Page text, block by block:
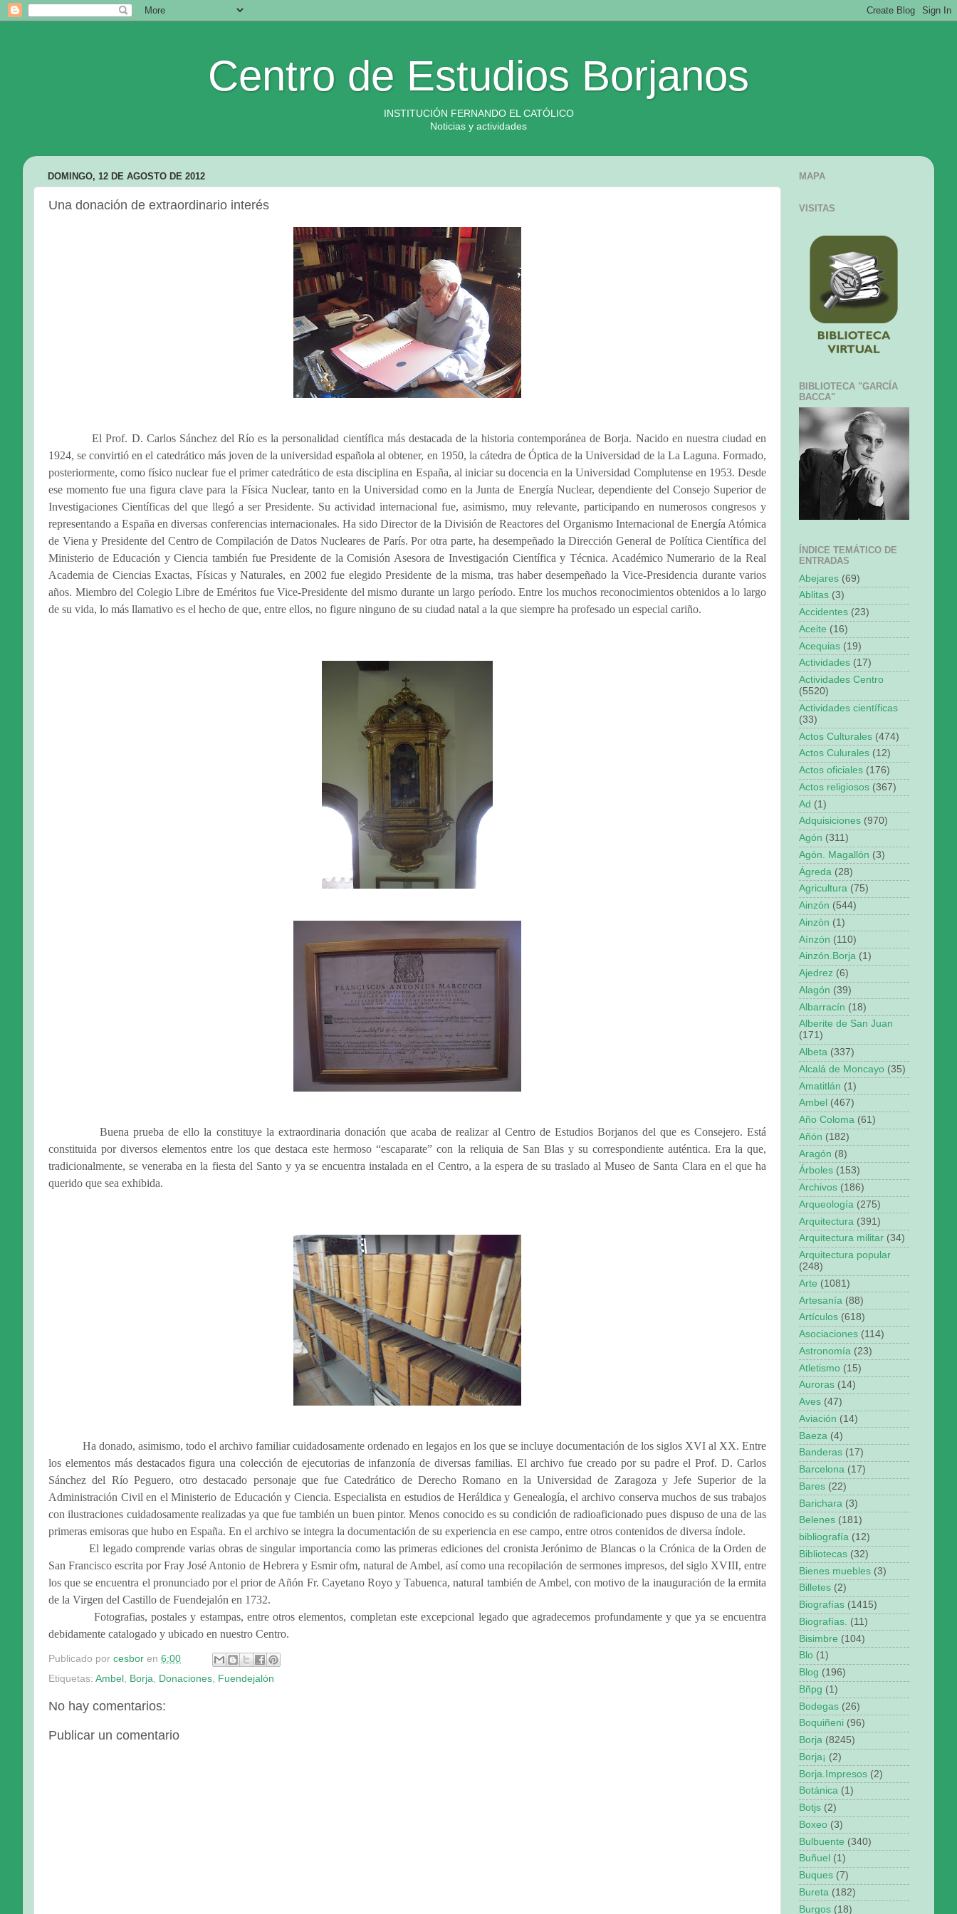
Centro de Estudios Borjanos
INSTITUCIÓN FERNANDO EL CATÓLICO
Noticias y actividades
DOMINGO, 12 DE AGOSTO DE 2012
Una donación de extraordinario interés
El Prof. D. Carlos Sánchez del Río es la personalidad científica más destacada de la historia contemporánea de Borja. Nacido en nuestra ciudad en
1924, se convirtió en el catedrático más joven de la universidad española al obtener, en 1950, la cátedra de Óptica de la Universidad de la La Laguna. Formado,
posteriormente, como físico nuclear fue el primer catedrático de esta disciplina en España, al iniciar su docencia en la Universidad Complutense en 1953. Desde
ese momento fue una figura clave para la Física Nuclear, tanto en la Universidad como en la Junta de Energía Nuclear, dependiente del Consejo Superior de
Investigaciones Científicas del que llegó a ser Presidente. Su actividad internacional fue, asimismo, muy relevante, participando en numerosos congresos y
representando a España en diversas conferencias internacionales. Ha sido Director de la División de Reactores del Organismo Internacional de Energía Atómica
de Viena y Presidente del Centro de Compilación de Datos Nucleares de París. Por otra parte, ha desempeñado la Dirección General de Política Científica del
Ministerio de Educación y Ciencia también fue Presidente de la Comisión Asesora de Investigación Científica y Técnica. Académico Numerario de la Real
Academia de Ciencias Exactas, Físicas y Naturales, en 2002 fue elegido Presidente de la misma, tras haber desempeñado la Vice-Presidencia durante varios
años. Miembro del Colegio Libre de Eméritos fue Vice-Presidente del mismo durante un largo período. Entre los muchos reconocimientos obtenidos a lo largo
de su vida, lo más llamativo es el hecho de que, entre ellos, no figure ninguno de su ciudad natal a la que siempre ha profesado un especial cariño.
Buena prueba de ello la constituye la extraordinaria donación que acaba de realizar al Centro de Estudios Borjanos del que es Consejero. Está
constituida por diversos elementos entre los que destaca este hermoso “escaparate” con la reliquia de San Blas y su correspondiente auténtica. Era la que,
tradicionalmente, se veneraba en la fiesta del Santo y ya se encuentra instalada en el Centro, a la espera de su traslado al Museo de Santa Clara en el que ha
querido que sea exhibida.
Ha donado, asimismo, todo el archivo familiar cuidadosamente ordenado en legajos en los que se incluye documentación de los siglos XVI al XX. Entre
los elementos más destacados figura una colección de ejecutorias de infanzonía de diversas familias. El archivo fue creado por su padre el Prof. D. Carlos
Sánchez del Río Peguero, otro destacado personaje que fue Catedrático de Derecho Romano en la Universidad de Zaragoza y Jefe Superior de la
Administración Civil en el Ministerio de Educación y Ciencia. Especialista en estudios de Heráldica y Genealogía, el archivo conserva muchos de sus trabajos
con ilustraciones cuidadosamente realizadas ya que fue también un buen pintor. Menos conocido es su condición de radioaficionado pues dispuso de una de las
primeras emisoras que hubo en España. En el archivo se integra la documentación de su experiencia en ese campo, entre otros contenidos de diversa índole.
El legado comprende varias obras de singular importancia como las primeras ediciones del cronista Jerónimo de Blancas o la Crónica de la Orden de
San Francisco escrita por Fray José Antonio de Hebrera y Esmir ofm, natural de Ambel, así como una recopilación de sermones impresos, del siglo XVIII, entre
los que se encuentra el pronunciado por el prior de Añón Fr. Cayetano Royo y Tabuenca, natural también de Ambel, con motivo de la inauguración de la ermita
de la Virgen del Castillo de Fuendejalón en 1732.
Fotografias, postales y estampas, entre otros elementos, completan este excepcional legado que agradecemos profundamente y que ya se encuentra
debidamente catalogado y ubicado en nuestro Centro.
Publicado por cesbor en 6:00
Etiquetas: Ambel Borja Donaciones Fuendejalón
No hay comentarios:
Publicar un comentario
MAPA
VISITAS
BIBLIOTECA "GARCÍA
BACCA"
ÍNDICE TEMÁTICO DE
ENTRADAS
Abejares (69)
Ablitas (3)
Accidentes (23)
Aceite (16)
Acequias (19)
Actividades (17)
Actividades Centro
(5520)
Actividades científicas
(33)
Actos Culturales (474)
Actos Culurales (12)
Actos oficiales (176)
Actos religiosos (367)
Ad (1)
Adquisiciones (970)
Agón (311)
Agón. Magallón (3)
Ágreda (28)
Agricultura (75)
Ainzón (544)
Ainzòn (1)
Aínzón (110)
Ainzón.Borja (1)
Ajedrez (6)
Alagón (39)
Albarracín (18)
Alberite de San Juan
(171)
Albeta (337)
Alcalá de Moncayo (35)
Amatitlán (1)
Ambel (467)
Año Coloma (61)
Añón (182)
Aragón (8)
Árboles (153)
Archivos (186)
Arqueología (275)
Arquitectura (391)
Arquitectura militar (34)
Arquitectura popular
(248)
Arte (1081)
Artesanía (88)
Artículos (618)
Asociaciones (114)
Astronomía (23)
Atletismo (15)
Auroras (14)
Aves (47)
Aviación (14)
Baeza (4)
Banderas (17)
Barcelona (17)
Bares (22)
Barichara (3)
Belenes (181)
bibliografía (12)
Bibliotecas (32)
Bienes muebles (3)
Billetes (2)
Biografías (1415)
Biografías. (11)
Bisimbre (104)
Blo (1)
Blog (196)
Bñpg (1)
Bodegas (26)
Boquiñeni (96)
Borja (8245)
Borja¡ (2)
Borja.Impresos (2)
Botánica (1)
Botjs (2)
Boxeo (3)
Bulbuente (340)
Buñuel (1)
Buques (7)
Bureta (182)
Burgos (18)